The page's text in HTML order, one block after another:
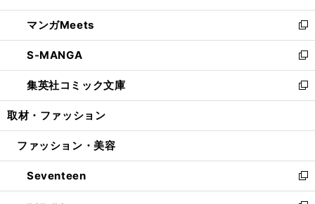
開
く
ウ
で
開
く
ン
ド
ウ
で
開
く
ウ
ィ
ン
ド
ウ
で
開
し
い
ウ
ィ
ン
ド
ウ
開
マンガMeets
新
し
い
ウ
ィ
ン
ウ
開
く
S-MANGA
新
し
い
ウ
ン
ウ
で
開
集英社コミック文庫
新
し
ウ
ン
ド
ウ
取材・ファッション
ファッション・美容
Seventeen
新
し